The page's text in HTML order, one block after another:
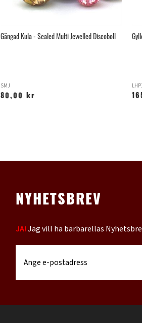
Gängad Kula - Sealed Multi Jewelled Discoboll
SMJ
80,00 kr
NYHETSBREV
JA!Jag vill ha barbarellas